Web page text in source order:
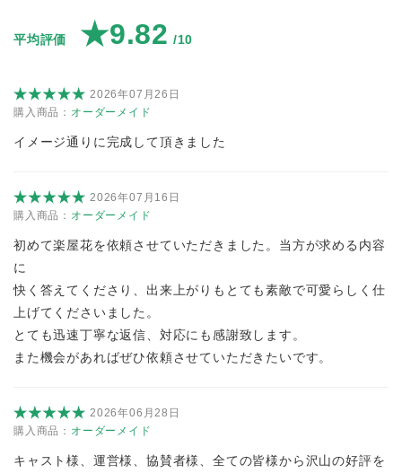
平均評価 ★9.82 /10
2026年07月26日
購入商品： オーダーメイド
イメージ通りに完成して頂きました
2026年07月16日
購入商品： オーダーメイド
初めて楽屋花を依頼させていただきました。当方が求める内容
に
快く答えてくださり、出来上がりもとても素敵で可愛らしく仕
上げてくださいました。
とても迅速丁寧な返信、対応にも感謝致します。
また機会があればぜひ依頼させていただきたいです。
2026年06月28日
購入商品： オーダーメイド
キャスト様、運営様、協賛者様、全ての皆様から沢山の好評を